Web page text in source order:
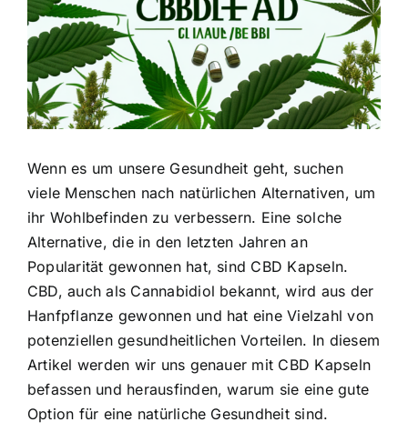
Wenn es um unsere Gesundheit geht, suchen
viele Menschen nach natürlichen Alternativen, um
ihr Wohlbefinden zu verbessern. Eine solche
Alternative, die in den letzten Jahren an
Popularität gewonnen hat, sind CBD Kapseln.
CBD, auch als Cannabidiol bekannt, wird aus der
Hanfpflanze gewonnen und hat eine Vielzahl von
potenziellen gesundheitlichen Vorteilen. In diesem
Artikel werden wir uns genauer mit CBD Kapseln
befassen und herausfinden, warum sie eine gute
Option für eine natürliche Gesundheit sind.